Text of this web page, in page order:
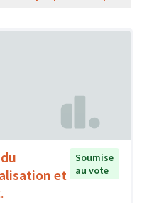
et
Soumise
au vote